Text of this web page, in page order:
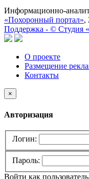
Информационно-
«Похоронный портал»,
Поддержка - © Cтудия
О проекте
Размещение
Контакты
×
Авторизация
Логин:
Пароль:
Войти как